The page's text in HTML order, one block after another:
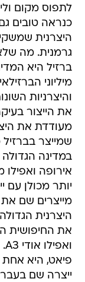
לתפוס מקום
כנראה טובים
היצרנית
גרמנית. מה
מיליוני
והיצרניות
את הייצור
מעודדת את
שמייצר בברזיל מקבל
במדינה
אירופה
יותר מכולן עם
מייצרים שם את
היצרנית
את החיפושית
ואפילו אודי A3.
פיאט, היא אחת
ייצרה שם